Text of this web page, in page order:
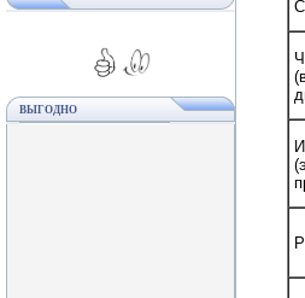
ВЫГОДНО